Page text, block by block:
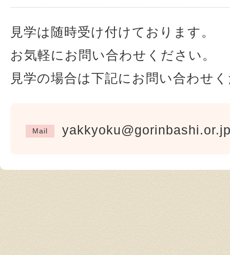
見学は随時受け付けております。
お気軽にお問い合わせください。
見学の場合は下記にお問い合わせ
Mail